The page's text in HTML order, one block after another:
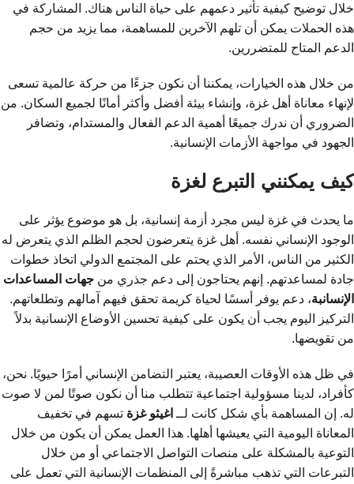
خلال توضيح كيفية تأثير دعمهم على حياة الناس هناك. المشاركة في
هذه الحملات يمكن أن تلهم الآخرين للمساهمة، مما يزيد من حجم
الدعم المتاح للمتضررين.
من خلال هذه الخيارات، يمكننا أن نكون جزءًا من حركة عالمية تسعى
لإنهاء معاناة أهل غزة، وإنشاء بيئة أفضل وأكثر أمانًا لجميع السكان. من
الضروري أن ندرك جميعًا أهمية الدعم الفعال والمستدام، وتضافر
الجهود في مواجهة الأزمات الإنسانية.
كيف يمكنني التبرع لغزة
ما يحدث في غزة ليس مجرد أزمة إنسانية، بل هو موضوع يؤثر على
الوجود الإنساني نفسه. أهل غزة يتعرضون لحجم الظلم الذي يتعرض له
الكثير من الناس، الأمر الذي يحتم على المجتمع الدولي اتخاذ خطوات
جادة لمساعدتهم. إنهم يحتاجون إلى دعم جذري من جهات المساعدات
الإنسانبة، دعم يوفر أسسًا لحياة كريمة تحقق فيهم آمالهم وتطلعاتهم.
التركيز اليوم يجب أن يكون على كيفية تحسين الأوضاع الإنسانية بدلاً
من تقويضها.
في ظل هذه الأوقات العصيبة، يعتبر التضامن الإنساني أمرًا حيويًا. نحن،
كأفراد، لدينا مسؤولية اجتماعية تتطلب منا أن نكون صوتًا لمن لا صوت
له. إن المساهمة بأي شكل كانت لــ اغيثو غزة تسهم في تخفيف
المعاناة اليومية التي يعيشها أهلها. هذا العمل يمكن أن يكون من خلال
التوعية بالمشكلة على منصات التواصل الاجتماعي أو من خلال
التبرعات التي تذهب مباشرةً إلى المنظمات الإنسانية التي تعمل على